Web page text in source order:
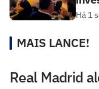
Há 1
MAIS LANCE!
Real Madrid